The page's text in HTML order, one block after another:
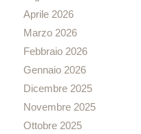
Aprile 2026
Marzo 2026
Febbraio 2026
Gennaio 2026
Dicembre 2025
Novembre 2025
Ottobre 2025